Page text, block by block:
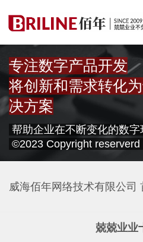
专注数字产品开发
将创新和需求转化
决方案
帮助企业在不断变化的数字
©2023 Copyright reserverd
威海佰年网络技术有限公司
兢兢业业